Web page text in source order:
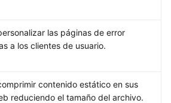
las páginas de error
a los clientes de usuario.
contenido estático en sus
reduciendo el tamaño del archivo.